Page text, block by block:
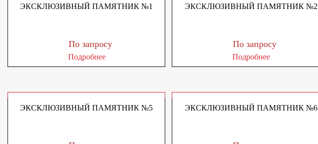
ЭКСКЛЮЗИВНЫЙ ПАМЯТНИК №1
По запросу
Подробнее
ЭКСКЛЮЗИВНЫЙ ПАМЯТНИК №2
По запросу
Подробнее
ЭКСКЛЮЗИВНЫЙ ПАМЯТНИК №5 ЭКСКЛЮЗИВНЫЙ ПАМЯТНИК №6